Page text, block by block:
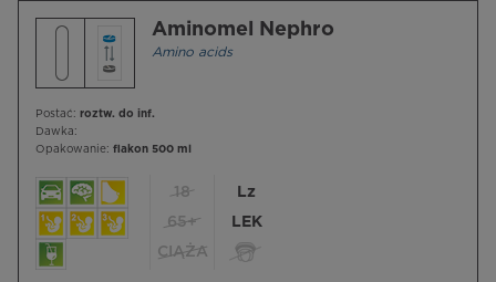
Aminomel Nephro
Amino acids
Postać: roztw. do inf.
Dawka:
Opakowanie: flakon 500 ml
18
65+
CIĄŻA
Lz
LEK